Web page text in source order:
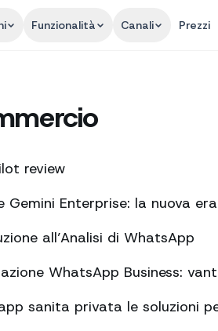
Funzionalità Canali Prezzi
review
Gemini Enterprise: la nuova
all’Analisi di WhatsApp
WhatsApp Business:
sanita privata le soluzioni